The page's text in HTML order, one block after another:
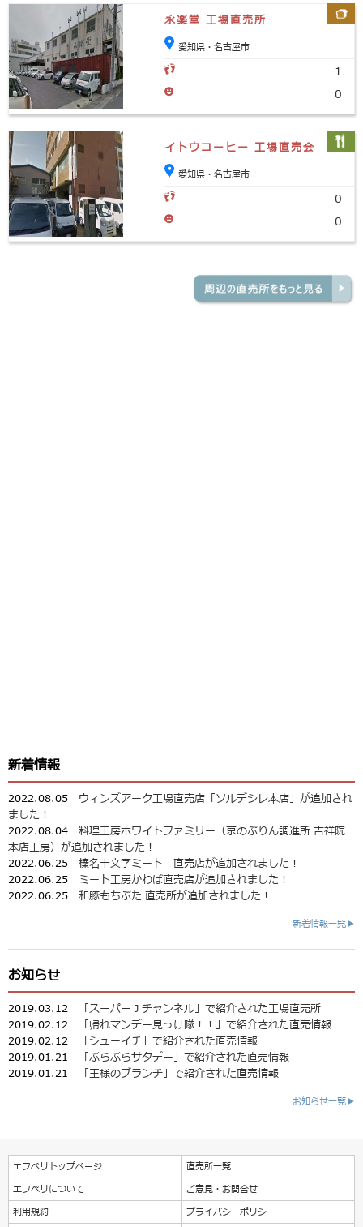
永楽堂 工場直売所
愛知県・名古屋市
1
0
イトウコーヒー 工場直売会
愛知県・名古屋市
0
0
新着情報
2022.08.05 ウィンズアーク工場直売店「ソルデシレ本店」が追加され
ました！
2022.08.04 料理工房ホワイトファミリー（京のぷりん調進所 吉祥院
本店工房）が追加されました！
2022.06.25 榛名十文字ミート 直売店が追加されました！
2022.06.25 ミート工房かわば直売店が追加されました！
2022.06.25 和豚もちぶた 直売所が追加されました！
新着情報一覧▶
お知らせ
2019.03.12
「スーパーＪチャンネル」で紹介された工場直売所
2019.02.12
「帰れマンデー見っけ隊！！」で紹介された直売情報
2019.02.12
「シューイチ」で紹介された直売情報
2019.01.21
「ぶらぶらサタデー」で紹介された直売情報
2019.01.21
「王様のブランチ」で紹介された直売情報
お知らせ一覧▶
エフペリトップページ
直売所一覧
エフペリについて
ご意見・お問合せ
利用規約
プライバシーポリシー